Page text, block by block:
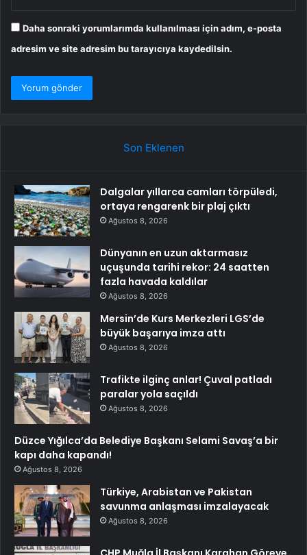
Daha sonraki yorumlarımda kullanılması için adım, e-posta
adresim ve site adresim bu tarayıcıya kaydedilsin.
Son Eklenen
Dalgalar yıllarca camları törpüledi,
ortaya rengarenk bir plaj çıktı
Ağustos 8, 2026
Dünyanın en uzun aktarmasız
uçuşunda tarihi rekor: 24 saatten
fazla havada kaldılar
Ağustos 8, 2026
Mersin’de Kurs Merkezleri LGS’de
büyük başarıya imza attı
Ağustos 8, 2026
Trafikte ilginç anlar! Çuval patladı
paralar yola saçıldı
Ağustos 8, 2026
Düzce Yığılca’da Belediye Başkanı Selami Savaş’a bir
kapı daha kapandı!
Ağustos 8, 2026
Türkiye, Arabistan ve Pakistan
savunma anlaşması imzalayacak
Ağustos 8, 2026